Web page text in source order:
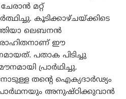
മറ്റ്
കൂടിക്കാഴ്ചയ്ക്കിടെ
ലെബനൻ
ഈ
പതാക പിടിച്ചു
പ്രാർഥിച്ചു.
തന്റെ ഐക്യദാർഢ്യം
പ്രാർഥനയും അനുഷ്ഠിക്കുവാൻ